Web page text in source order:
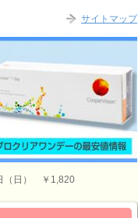
（日） ￥1,820
サイトマップ